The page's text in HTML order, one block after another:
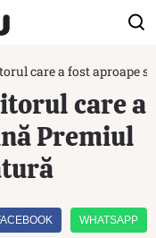
care a fost aproape
care a
Premiul
WHATSAPP